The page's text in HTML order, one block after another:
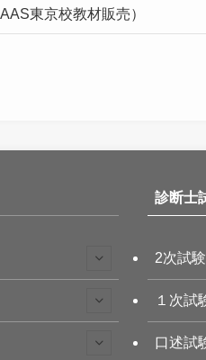
東京校教材販売）
診断士
2次試
１次試
口述試